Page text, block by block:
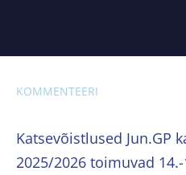
KOMMENTEERI
Katsevõistlused Jun.GP
2025/2026 toimuvad